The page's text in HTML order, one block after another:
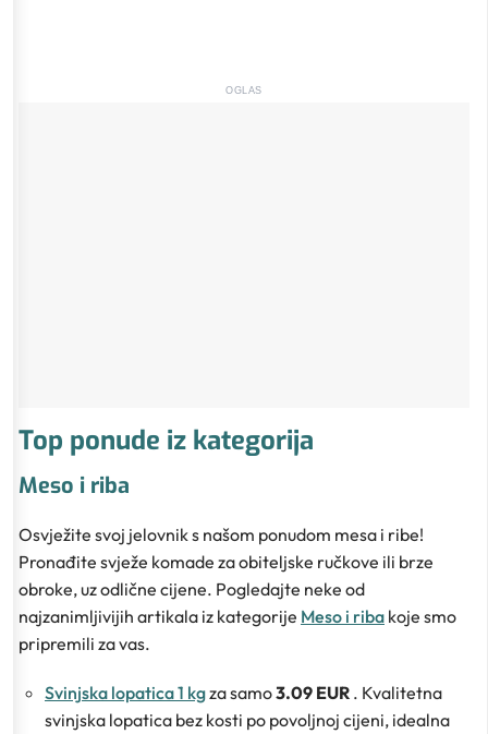
OGLAS
Top ponude iz kategorija
Meso i riba
Osvježite svoj jelovnik s našom ponudom mesa i ribe!
Pronađite svježe komade za obiteljske ručkove ili brze
obroke, uz odlične cijene. Pogledajte neke od
najzanimljivijih artikala iz kategorije Meso i riba koje smo
pripremili za vas.
Svinjska lopatica 1 kgza samo3.09 EUR . Kvalitetna
svinjska lopatica bez kosti po povoljnoj cijeni, idealna